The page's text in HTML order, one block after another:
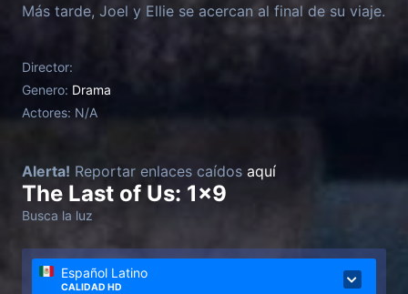
Más tarde, Joel y Ellie se acercan al final de su viaje.
Director:
Genero: Drama
Actores: N/A
Alerta! Reportar enlaces caídos aquí
The Last of Us: 1x9
Busca la luz
Español Latino
CALIDAD HD